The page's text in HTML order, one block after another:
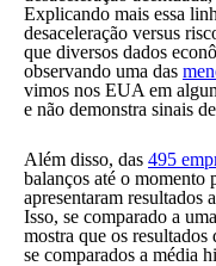
Explicando mais essa
desaceleração versus
que diversos dados
observando uma das
vimos nos EUA em
e não demonstra sinais
Além disso, das 495
balanços até o momento
apresentaram resultados
Isso, se comparado a
mostra que os
se comparados a média